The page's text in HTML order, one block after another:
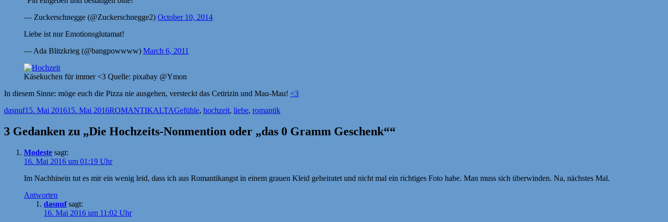
— Zuckerschnegge (@Zuckerschnegge2) October 10, 2014
Liebe ist nur Emotionsglutamat!
— Ada Blitzkrieg (@bangpowwww) March 6, 2011
Käsekuchen für immer <3 Quelle: pixabay @Ymon
In diesem Sinne: möge euch die Pizza nie ausgehen, versteckt das Cetirizin und Mau-Mau! <3
Autor
dasnufVeröffentlicht
15. Mai 201615. Mai 2016Kategorien
ROMANTIKALTASchlagwörter
Gefühle, hochzeit, liebe, romantik
3 Gedanken zu „Die Hochzeits-Nonmention oder „das 0 Gramm Geschenk““
Modeste sagt:
16. Mai 2016 um 01:19 Uhr
Im Nachhinein tut es mir ein wenig leid, dass ich aus Romantikangst in einem grauen Kleid geheiratet und nicht mal ein richtiges Foto habe. Man muss sich überwinden. Na, nächstes Mal.
Antworten
dasnuf sagt:
16. Mai 2016 um 11:02 Uhr